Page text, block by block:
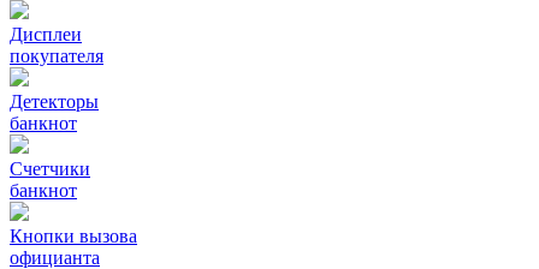
Дисплеи
покупателя
Детекторы
банкнот
Счетчики
банкнот
Кнопки вызова
официанта